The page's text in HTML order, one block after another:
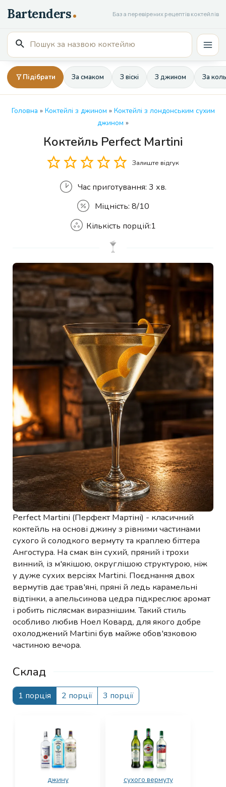
до
вмісту
База перевірених рецептів коктейлів
Пошук
для:
Підібрати За смаком З віскі З джином За
Головна » Коктейлі з джином » Коктейлі з лондонським сухим
джином »
Коктейль Perfect Martini
Залиште відгук
Час приготування: 3 хв.
Міцність: 8/10
Кількість
Кількість порцій:1
Perfect Martini (Перфект Мартіні) - класичний
коктейль на основі джину з рівними частинами
сухого й солодкого вермуту та краплею біттера
Ангостура. На смак він сухий, пряний і трохи
винний, із м'якішою, округлішою структурою, ніж
у дуже сухих версіях Martini. Поєднання двох
вермутів дає трав'яні, пряні й ледь карамельні
відтінки, а апельсинова цедра підкреслює аромат
і робить післясмак виразнішим. Такий стиль
особливо любив Ноел Ковард, для якого добре
охолоджений Martini був майже обов'язковою
частиною вечора.
Склад
1 порція 2 порції 3 порції
джину
сухого вермуту